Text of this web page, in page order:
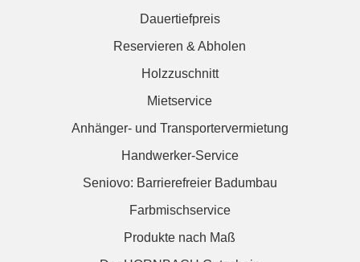
Dauertiefpreis
Reservieren & Abholen
Holzzuschnitt
Mietservice
Anhänger- und Transportervermietung
Handwerker-Service
Seniovo: Barrierefreier Badumbau
Farbmischservice
Produkte nach Maß